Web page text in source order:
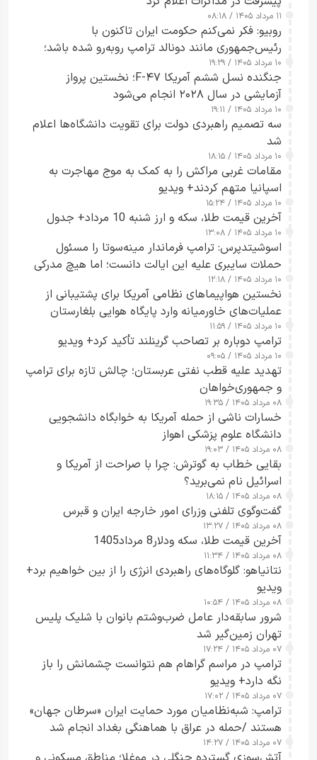
۱۱ مرداد ۱۴۰۵ / ۰۸:۱۸
روبیو: فکر نمی‌کنم حکومت ایران تاکنون با
رئیس‌جمهوری مانند دونالد ترامپ روبه‌رو شده باشد؛
کسی که واقعاً دست به اقدام می‌زند
۱۰ مرداد ۱۴۰۵ / ۱۹:۲۹
جنگنده نسل ششم آمریکا F-۴۷؛ نخستین پرواز
آزمایشی در سال ۲۰۲۸ انجام می‌شود
۱۰ مرداد ۱۴۰۵ / ۱۹:۱۱
سه تصمیم راهبردی دولت برای تقویت دانشگاه‌ها اعلام
شد
۱۰ مرداد ۱۴۰۵ / ۱۸:۱۵
مقامات غربی مراکش را به کمک به موج مهاجرت به
اسپانیا متهم کردند+ ویدیو
۱۰ مرداد ۱۴۰۵ / ۱۵:۲۴
آخرین قیمت طلا، سکه و ارز شنبه 10 مرداد+ جدول
۱۰ مرداد ۱۴۰۵ / ۱۳:۰۸
اسوشیتدپرس: ترامپ فرماندار مینه‌سوتا را مسئول
حملات سایبری علیه این ایالت دانست؛ اما هیچ مدرکی
ارائه نکرد
۱۰ مرداد ۱۴۰۵ / ۱۲:۱۸
نخستین هواپیماهای نظامی آمریکا برای پشتیبانی از
عملیات‌های خاورمیانه وارد پایگاه هوایی بلغارستان
شدند
۱۰ مرداد ۱۴۰۵ / ۱۱:۵۹
ترامپ دوباره بر تصاحب گرینلند تأکید کرد+ ویدیو
۱۰ مرداد ۱۴۰۵ / ۰۹:۰۵
تهدید علیه قطب نفتی عربستان؛ چالش تازه برای ترامپ
و جمهوری‌خواهان
۰۸ مرداد ۱۴۰۵ / ۱۹:۳۵
خسارات ناشی از حمله آمریکا به خوابگاه دانشجویی
دانشگاه علوم پزشکی اهواز
۰۸ مرداد ۱۴۰۵ / ۱۹:۰۳
بقایی خطاب به گوترش: چرا با صراحت از آمریکا و
اسرائیل نام نمی‌برید؟
۰۸ مرداد ۱۴۰۵ / ۱۸:۱۵
گفت‌وگوی تلفنی وزرای امور خارجه ایران و قبرس
۰۸ مرداد ۱۴۰۵ / ۱۳:۲۷
آخرین قیمت طلا، سکه ودلار8 مرداد1405
۰۸ مرداد ۱۴۰۵ / ۱۱:۳۴
نتانیاهو: گلوگاه‌های راهبردی انرژی را از بین خواهیم برد+
ویدیو
۰۸ مرداد ۱۴۰۵ / ۱۰:۵۴
شرور سابقه‌دار عامل ضرب‌وشتم بانوان با شلیک پلیس
تهران زمین‌گیر شد
۰۷ مرداد ۱۴۰۵ / ۱۷:۲۴
ترامپ در مراسم گراهام هم نتوانست چشمانش را باز
نگه دارد+ ویدیو
۰۷ مرداد ۱۴۰۵ / ۱۷:۰۲
ترامپ: شبه‌نظامیان مورد حمایت ایران «سرطان جهان»
هستند /حمله در عراق با هماهنگی بغداد انجام شد
۰۷ مرداد ۱۴۰۵ / ۱۴:۲۷